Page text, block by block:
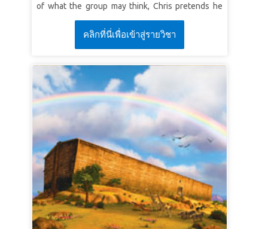
Adevăr biblic:
Nu voi avea încredere în idolii
„Copilaşilor, păziţi-vă de idoli.”
LECȚIA 3: CU TOATA INIMA MEA
Adevăr biblic:Voi avea încredere în Dumnezeu
din toată inima mea.
Verset: „Căci Domnul Îşi întinde privirile peste
tot pământul, ca să sprijine pe aceia a căror inimă
este întreagă a Lui.”2 Cronici 16: 9a (VDC)
of what the group may think, Chris pretends he
doesn’t know her. Superbook takes Chris, Joy and
Gizmo to meet Peter, who denies knowing Jesus
three times. Witness how Jesus forgives Peter
and their relationship is restored. The children
learn how everyone can be forgiven when they
repent.
LESSON 1: PETER DENIES JESUS
SuperTruth:Jesus knows my weaknesses.
SuperVerse:“Jesus understands every weakness
of ours, because He was tempted in every way
that we are. But He did not sin!”Hebrews 4:15
(CEV)
LESSON 2: JESUS CALLS OUT TO ME
คลิกที่นี่เพื่อเข้าสู่รายวิชา